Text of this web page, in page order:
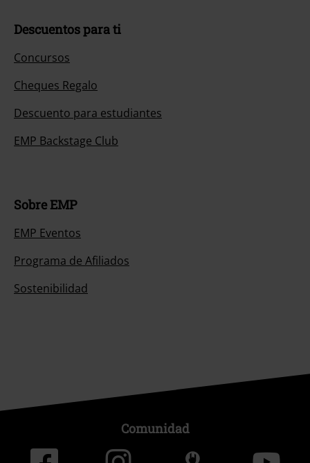
Descuentos para ti
Concursos
Cheques Regalo
Descuento para estudiantes
EMP Backstage Club
Sobre EMP
EMP Eventos
Programa de Afiliados
Sostenibilidad
Comunidad